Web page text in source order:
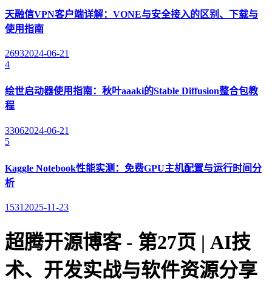
天融信VPN客户端详解：VONE与安全接入的区别、下载与
使用指南
26932024-06-21
4
绘世启动器使用指南：秋叶aaaki的Stable Diffusion整合包教
程
33062024-06-21
5
Kaggle Notebook性能实测：免费GPU主机配置与运行时间分
析
1531 2025-11-23
超腾开源博客 - 第27页 | AI技
术、开发实战与软件资源分享